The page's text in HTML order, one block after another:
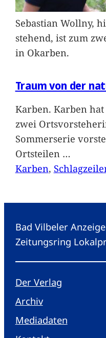
Sebastian Wollny,
stehend, ist zum
in Okarben.
Traum von der
Karben. Karben
zwei
Sommerserie
Ortsteilen …
Karben,
Bad Vilbeler
Zeitungsring
Der Verlag
Archiv
Mediadaten